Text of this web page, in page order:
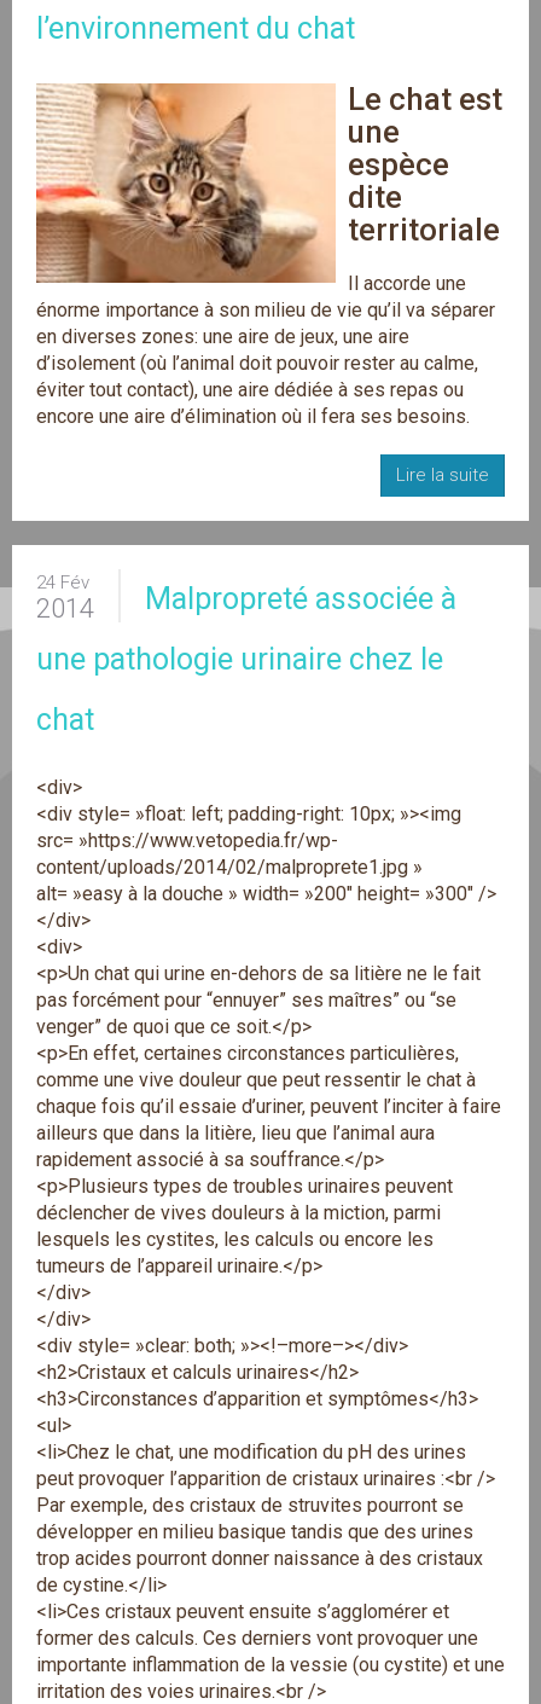
l’environnement du chat
Le chat est
une
espèce
dite
territoriale
Il accorde une
énorme importance à son milieu de vie qu’il va séparer
en diverses zones: une aire de jeux, une aire
d’isolement (où l’animal doit pouvoir rester au calme,
éviter tout contact), une aire dédiée à ses repas ou
encore une aire d’élimination où il fera ses besoins.
Lire la suite
24 Fév
2014
Malpropreté associée à
une pathologie urinaire chez le
chat
<div>
<div style= »float: left; padding-right: 10px; »><img
src= »https://www.vetopedia.fr/wp-
content/uploads/2014/02/malproprete1.jpg »
alt= »easy à la douche » width= »200″ height= »300″ />
</div>
<div>
<p>Un chat qui urine en-dehors de sa litière ne le fait
pas forcément pour “ennuyer” ses maîtres” ou “se
venger” de quoi que ce soit.</p>
<p>En effet, certaines circonstances particulières,
comme une vive douleur que peut ressentir le chat à
chaque fois qu’il essaie d’uriner, peuvent l’inciter à faire
ailleurs que dans la litière, lieu que l’animal aura
rapidement associé à sa souffrance.</p>
<p>Plusieurs types de troubles urinaires peuvent
déclencher de vives douleurs à la miction, parmi
lesquels les cystites, les calculs ou encore les
tumeurs de l’appareil urinaire.</p>
</div>
</div>
<div style= »clear: both; »><!–more–></div>
<h2>Cristaux et calculs urinaires</h2>
<h3>Circonstances d’apparition et symptômes</h3>
<ul>
<li>Chez le chat, une modification du pH des urines
peut provoquer l’apparition de cristaux urinaires :<br />
Par exemple, des cristaux de struvites pourront se
développer en milieu basique tandis que des urines
trop acides pourront donner naissance à des cristaux
de cystine.</li>
<li>Ces cristaux peuvent ensuite s’agglomérer et
former des calculs. Ces derniers vont provoquer une
importante inflammation de la vessie (ou cystite) et une
irritation des voies urinaires.<br />